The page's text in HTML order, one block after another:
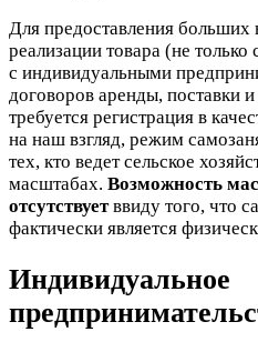
Для предоставления больших
реализации товара (не
с индивидуальными
договоров аренды, поставки
требуется регистрация в
на наш взгляд, режим
тех, кто ведет сельское
масштабах. Возможность
отсутствуетввиду того, что
фактически является
Индивидуальное